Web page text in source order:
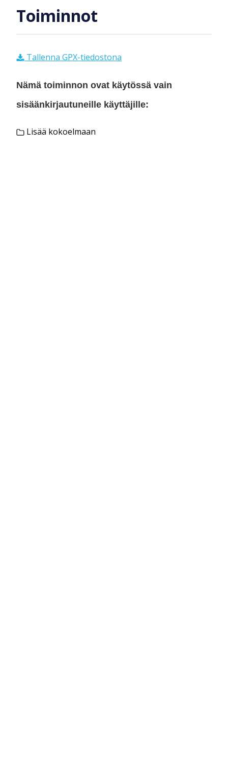
Toiminnot
Tallenna GPX-tiedostona
Nämä toiminnon ovat käytössä vain
sisäänkirjautuneille käyttäjille:
Lisää kokoelmaan